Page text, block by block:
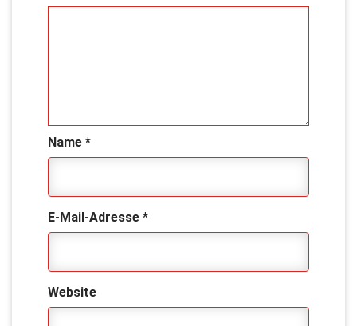
Name *
E-Mail-Adresse *
Website